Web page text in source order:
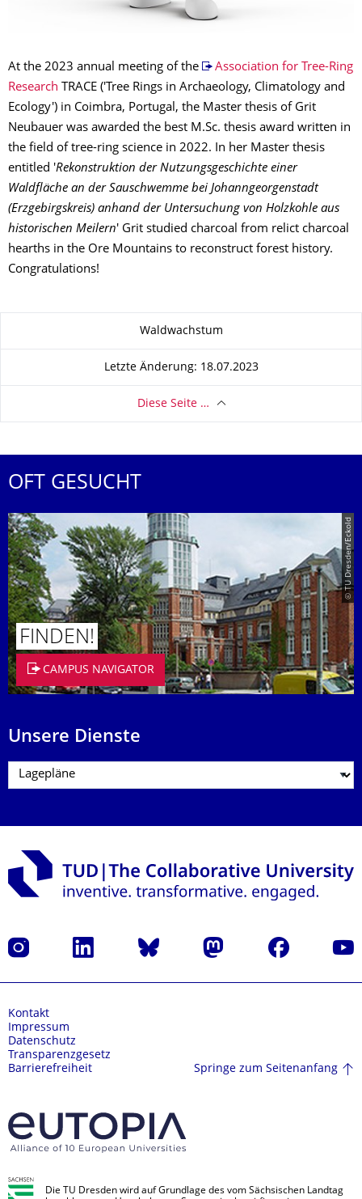
At the 2023 annual meeting of the
Association for Tree-Ring
Research TRACE ('Tree Rings in Archaeology, Climatology and
Ecology') in Coimbra, Portugal, the Master thesis of Grit
Neubauer was awarded the best M.Sc. thesis award written in
the field of tree-ring science in 2022. In her Master thesis
entitled 'Rekonstruktion der Nutzungsgeschichte einer
Waldfläche an der Sauschwemme bei Johanngeorgenstadt
(Erzgebirgskreis) anhand der Untersuchung von Holzkohle aus
historischen Meilern' Grit studied charcoal from relict charcoal
hearths in the Ore Mountains to reconstruct forest history.
Congratulations!
Waldwachstum
Letzte Änderung: 18.07.2023
Diese Seite …
OFT GESUCHT
© TU Dresden/Eckold
FINDEN!
CAMPUS NAVIGATOR
Unsere Dienste
Instagram LinkedIn Bluesky Mastodon Facebook
Kontakt
Impressum
Datenschutz
Transparenzgesetz
Barrierefreiheit
Springe zum Seitenanfang
Die TU Dresden wird auf Grundlage des vom Sächsischen Landtag